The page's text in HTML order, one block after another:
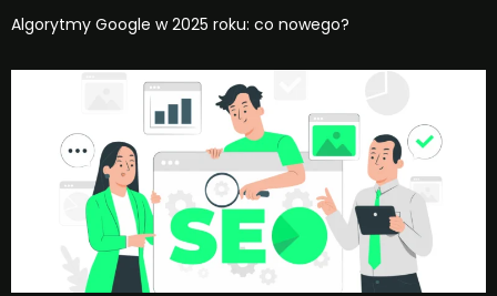
Algorytmy Google w 2025 roku: co nowego?